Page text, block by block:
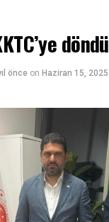
döndü
önce on Haziran 15, 2025